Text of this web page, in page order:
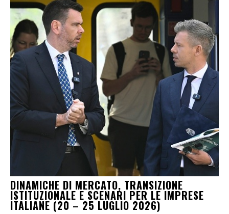
DINAMICHE DI MERCATO, TRANSIZIONE
ISTITUZIONALE E SCENARI PER LE IMPRESE
ITALIANE (20 – 25 LUGLIO 2026)